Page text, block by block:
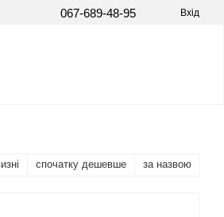
067-689-48-95 Вхід
спочатку дешевше за назвою